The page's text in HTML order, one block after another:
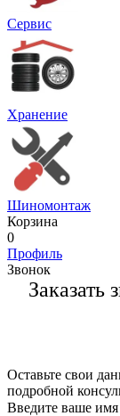
Сервис
Хранение
Шиномонтаж
Корзина
0
Профиль
Звонок
Заказать
Оставьте свои
подробной
Введите ваше имя